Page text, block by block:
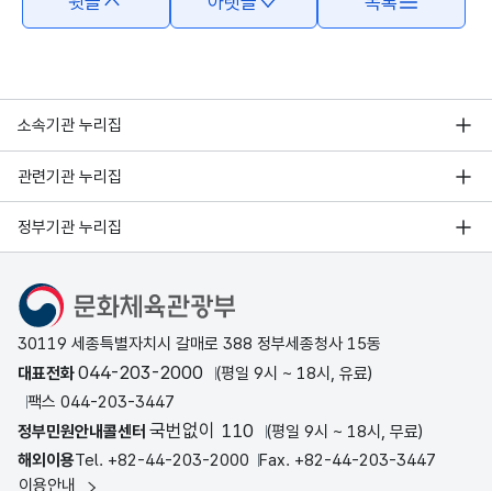
소속기관 누리집
관련기관 누리집
정부기관 누리집
문화체육관광부
30119 세종특별자치시 갈매로 388 정부세종청사 15동
대표전화044-203-2000
(평일 9시 ~ 18시, 유료)
팩스 044-203-3447
정부민원안내콜센터 국번없이 110
(평일 9시 ~ 18시, 무료)
해외이용Tel. +82-44-203-2000 Fax. +82-44-203-3447
이용안내